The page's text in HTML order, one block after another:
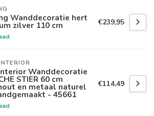
Wanddecoratie hert
zilver 110 cm €239,95
Wanddecoratie
STIER 60 cm
en metaal naturel
- 45661
€114,49